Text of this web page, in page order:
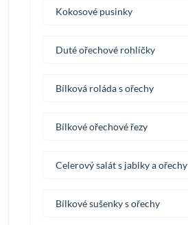
Kokosové pusinky
Duté ořechové rohlíčky
Bílková roláda s ořechy
Bílkové ořechové řezy
Celerový salát s jablky a ořechy
Bílkové sušenky s ořechy